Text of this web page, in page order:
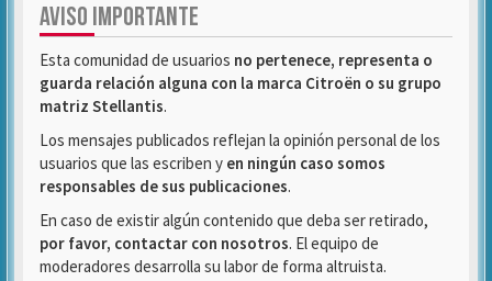
AVISO IMPORTANTE
Esta comunidad de usuarios no pertenece, representa o
guarda relación alguna con la marca Citroën o su grupo
matriz Stellantis.
Los mensajes publicados reflejan la opinión personal de los
usuarios que las escriben y en ningún caso somos
responsables de sus publicaciones.
En caso de existir algún contenido que deba ser retirado,
por favor, contactar con nosotros. El equipo de
moderadores desarrolla su labor de forma altruista.